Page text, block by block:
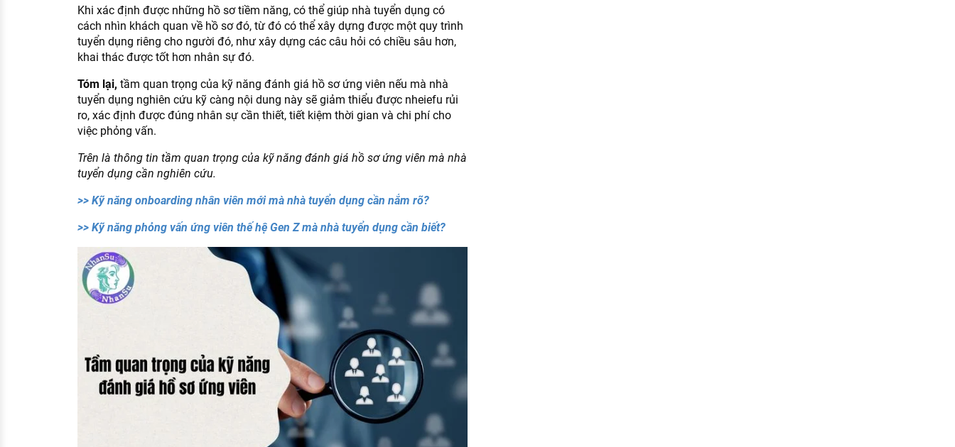
Khi xác định được những hồ sơ tiềm năng, có thể giúp nhà tuyển dụng có
cách nhìn khách quan về hồ sơ đó, từ đó có thể xây dựng được một quy trình
tuyển dụng riêng cho người đó, như xây dựng các câu hỏi có chiều sâu hơn,
khai thác được tốt hơn nhân sự đó.
Tóm lại, tầm‍ quan‍ trọng‍ của‍ kỹ‍ năng‍ đánh‍ giá‍ hồ‍ sơ‍ ứng‍ viên‍ nếu mà nhà
tuyển dụng nghiên cứu kỹ càng nội dung này sẽ giảm thiểu được nheiefu rủi
ro, xác định được đúng nhân sự cần thiết, tiết kiệm thời gian và chi phí cho
việc phỏng vấn.
Trên là thông tin tầm‍ quan‍ trọng‍ của‍ kỹ‍ năng‍ đánh‍ giá‍ hồ‍ sơ‍ ứng‍ viên‍ mà nhà
tuyển dụng cần nghiên cứu.
>> Kỹ năng onboarding‍ nhân viên mới mà nhà tuyển dụng cần nắm rõ?
>> Kỹ‍ năng‍ phỏng‍ vấn‍ ứng‍ viên‍ thế‍ hệ‍ Gen Z‍ mà nhà tuyển dụng cần biết?